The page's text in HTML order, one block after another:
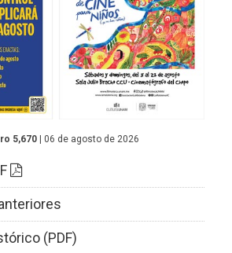
5,670 | 06 de agosto de 2026
(PDF)